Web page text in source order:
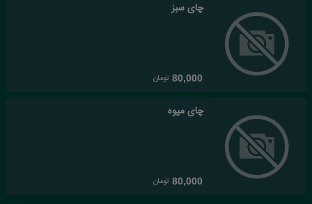
چای سبز
80,000 تومان
چای میوه
80,000 تومان